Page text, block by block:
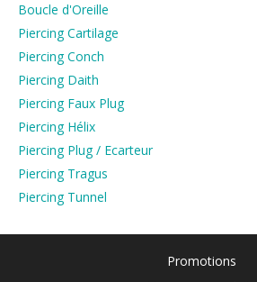
Boucle d'Oreille
Piercing Cartilage
Piercing Conch
Piercing Daith
Piercing Faux Plug
Piercing Hélix
Piercing Plug / Ecarteur
Piercing Tragus
Piercing Tunnel
Promotions